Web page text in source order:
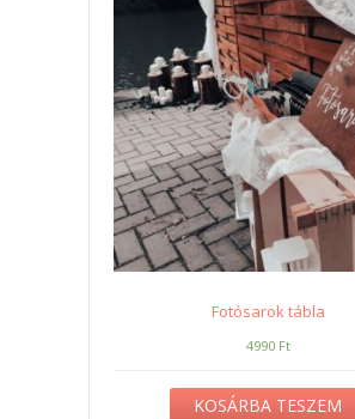
Fotósarok tábla
4990 Ft
KOSÁRBA TESZEM